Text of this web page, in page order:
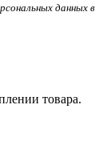
данных в
товара.